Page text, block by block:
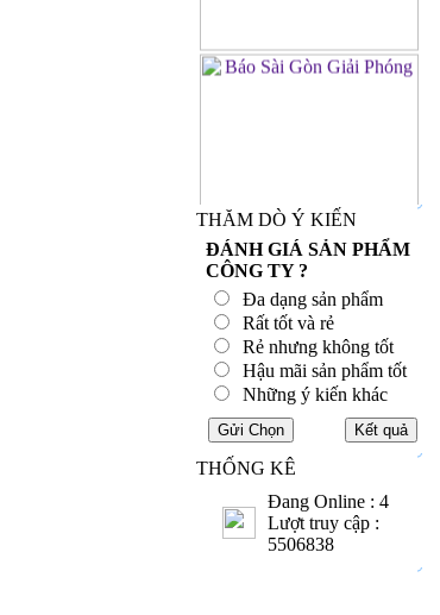
THĂM DÒ Ý KIẾN
ĐÁNH GIÁ SẢN PHẨM
CÔNG TY ?
Đa dạng sản phẩm
Rất tốt và rẻ
Rẻ nhưng không tốt
Hậu mãi sản phẩm tốt
Những ý kiến khác
THỐNG KÊ
Đang Online : 4
Lượt truy cập :
5506838